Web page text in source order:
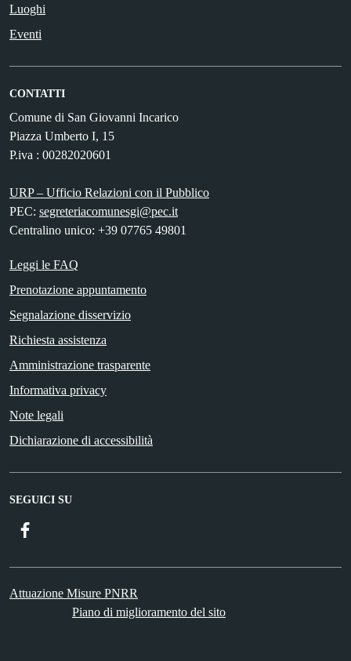
Luoghi
Eventi
CONTATTI
Comune di San Giovanni Incarico
Piazza Umberto I, 15
P.iva : 00282020601
URP – Ufficio Relazioni con il Pubblico
PEC: segreteriacomunesgi@pec.it
Centralino unico: +39 07765 49801
Leggi le FAQ
Prenotazione appuntamento
Segnalazione disservizio
Richiesta assistenza
Amministrazione trasparente
Informativa privacy
Note legali
Dichiarazione di accessibilità
SEGUICI SU
Attuazione Misure PNRR
Piano di miglioramento del sito